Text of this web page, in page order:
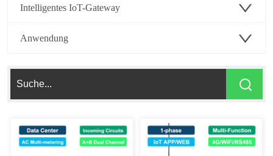
Intelligentes IoT-Gateway
Anwendung